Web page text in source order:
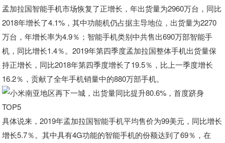
孟加拉国智能手机市场恢复了正增长，年出货量为2960万台，同比
2018年增长了4.1%，其中功能机仍占据主导地位，出货量为2270
万台，年增长率为4.9％；智能手机类别中共售出690万部智能手
机，同比增长1.4％。2019年第四季度孟加拉国整体手机出货量保
持正增长，同比2018年第四季度增长了19.5％，比上一季度增长
16.2％，贡献了全年手机销量中的880万部手机。
具体说来，2019年孟加拉国智能手机平均售价为99美元，同比增长
增长5.7％。其中具有4G功能的智能手机的份额达到了69％，在